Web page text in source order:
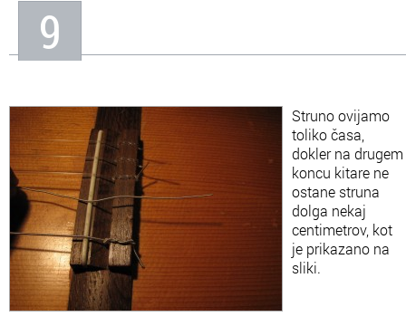
9
Struno ovijamo
toliko časa,
dokler na drugem
koncu kitare ne
ostane struna
dolga nekaj
centimetrov, kot
je prikazano na
sliki.